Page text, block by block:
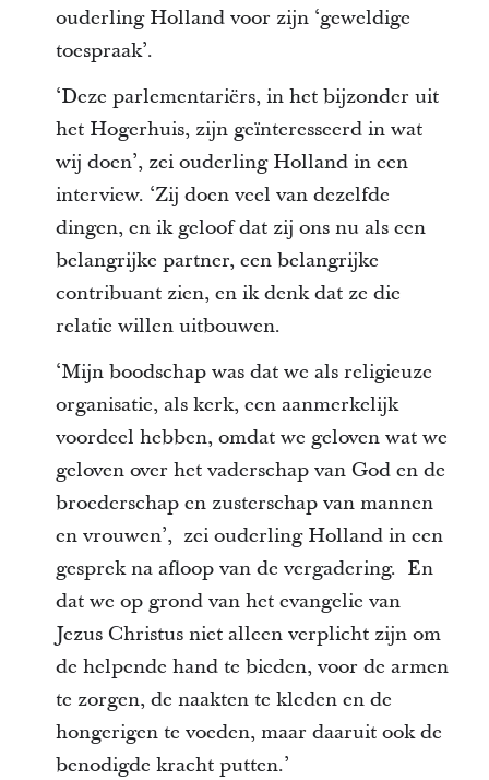
ouderling Holland voor zijn ‘geweldige
toespraak’.
‘Deze parlementariërs, in het bijzonder uit
het Hogerhuis, zijn geïnteresseerd in wat
wij doen’, zei ouderling Holland in een
interview. ‘Zij doen veel van dezelfde
dingen, en ik geloof dat zij ons nu als een
belangrijke partner, een belangrijke
contribuant zien, en ik denk dat ze die
relatie willen uitbouwen.
‘Mijn boodschap was dat we als religieuze
organisatie, als kerk, een aanmerkelijk
voordeel hebben, omdat we geloven wat we
geloven over het vaderschap van God en de
broederschap en zusterschap van mannen
en vrouwen’, zei ouderling Holland in een
gesprek na afloop van de vergadering. En
dat we op grond van het evangelie van
Jezus Christus niet alleen verplicht zijn om
de helpende hand te bieden, voor de armen
te zorgen, de naakten te kleden en de
hongerigen te voeden, maar daaruit ook de
benodigde kracht putten.’